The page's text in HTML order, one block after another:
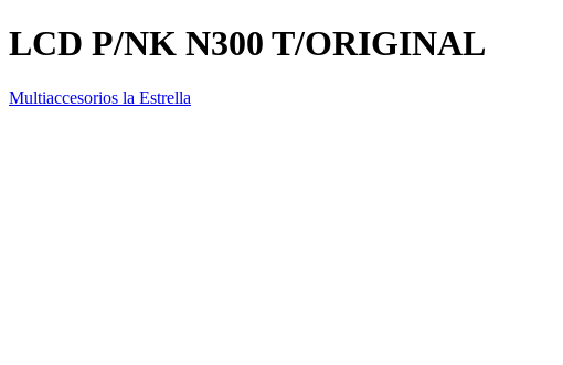
LCD P/NK N300 T/ORIGINAL
Multiaccesorios la Estrella